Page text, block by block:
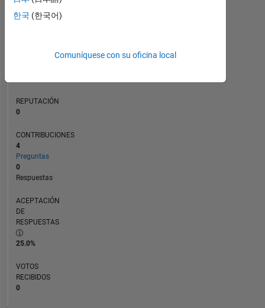
REPUTACIÓN
0
CONTRIBUCIONES
4
Preguntas
0
Respuestas
ACEPTACIÓN
DE
RESPUESTAS
25.0%
VOTOS
RECIBIDOS
0
한국 (한국어)
Comuníquese con su oficina local